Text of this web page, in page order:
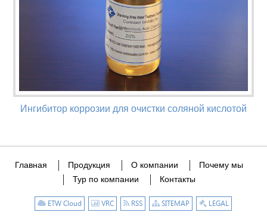
Ингибитор коррозии для очистки соляной кислотой
Главная Продукция О компании
Почему мы
Тур по компании
Контакты
ETW Cloud VRC RSS SITEMAP LEGAL